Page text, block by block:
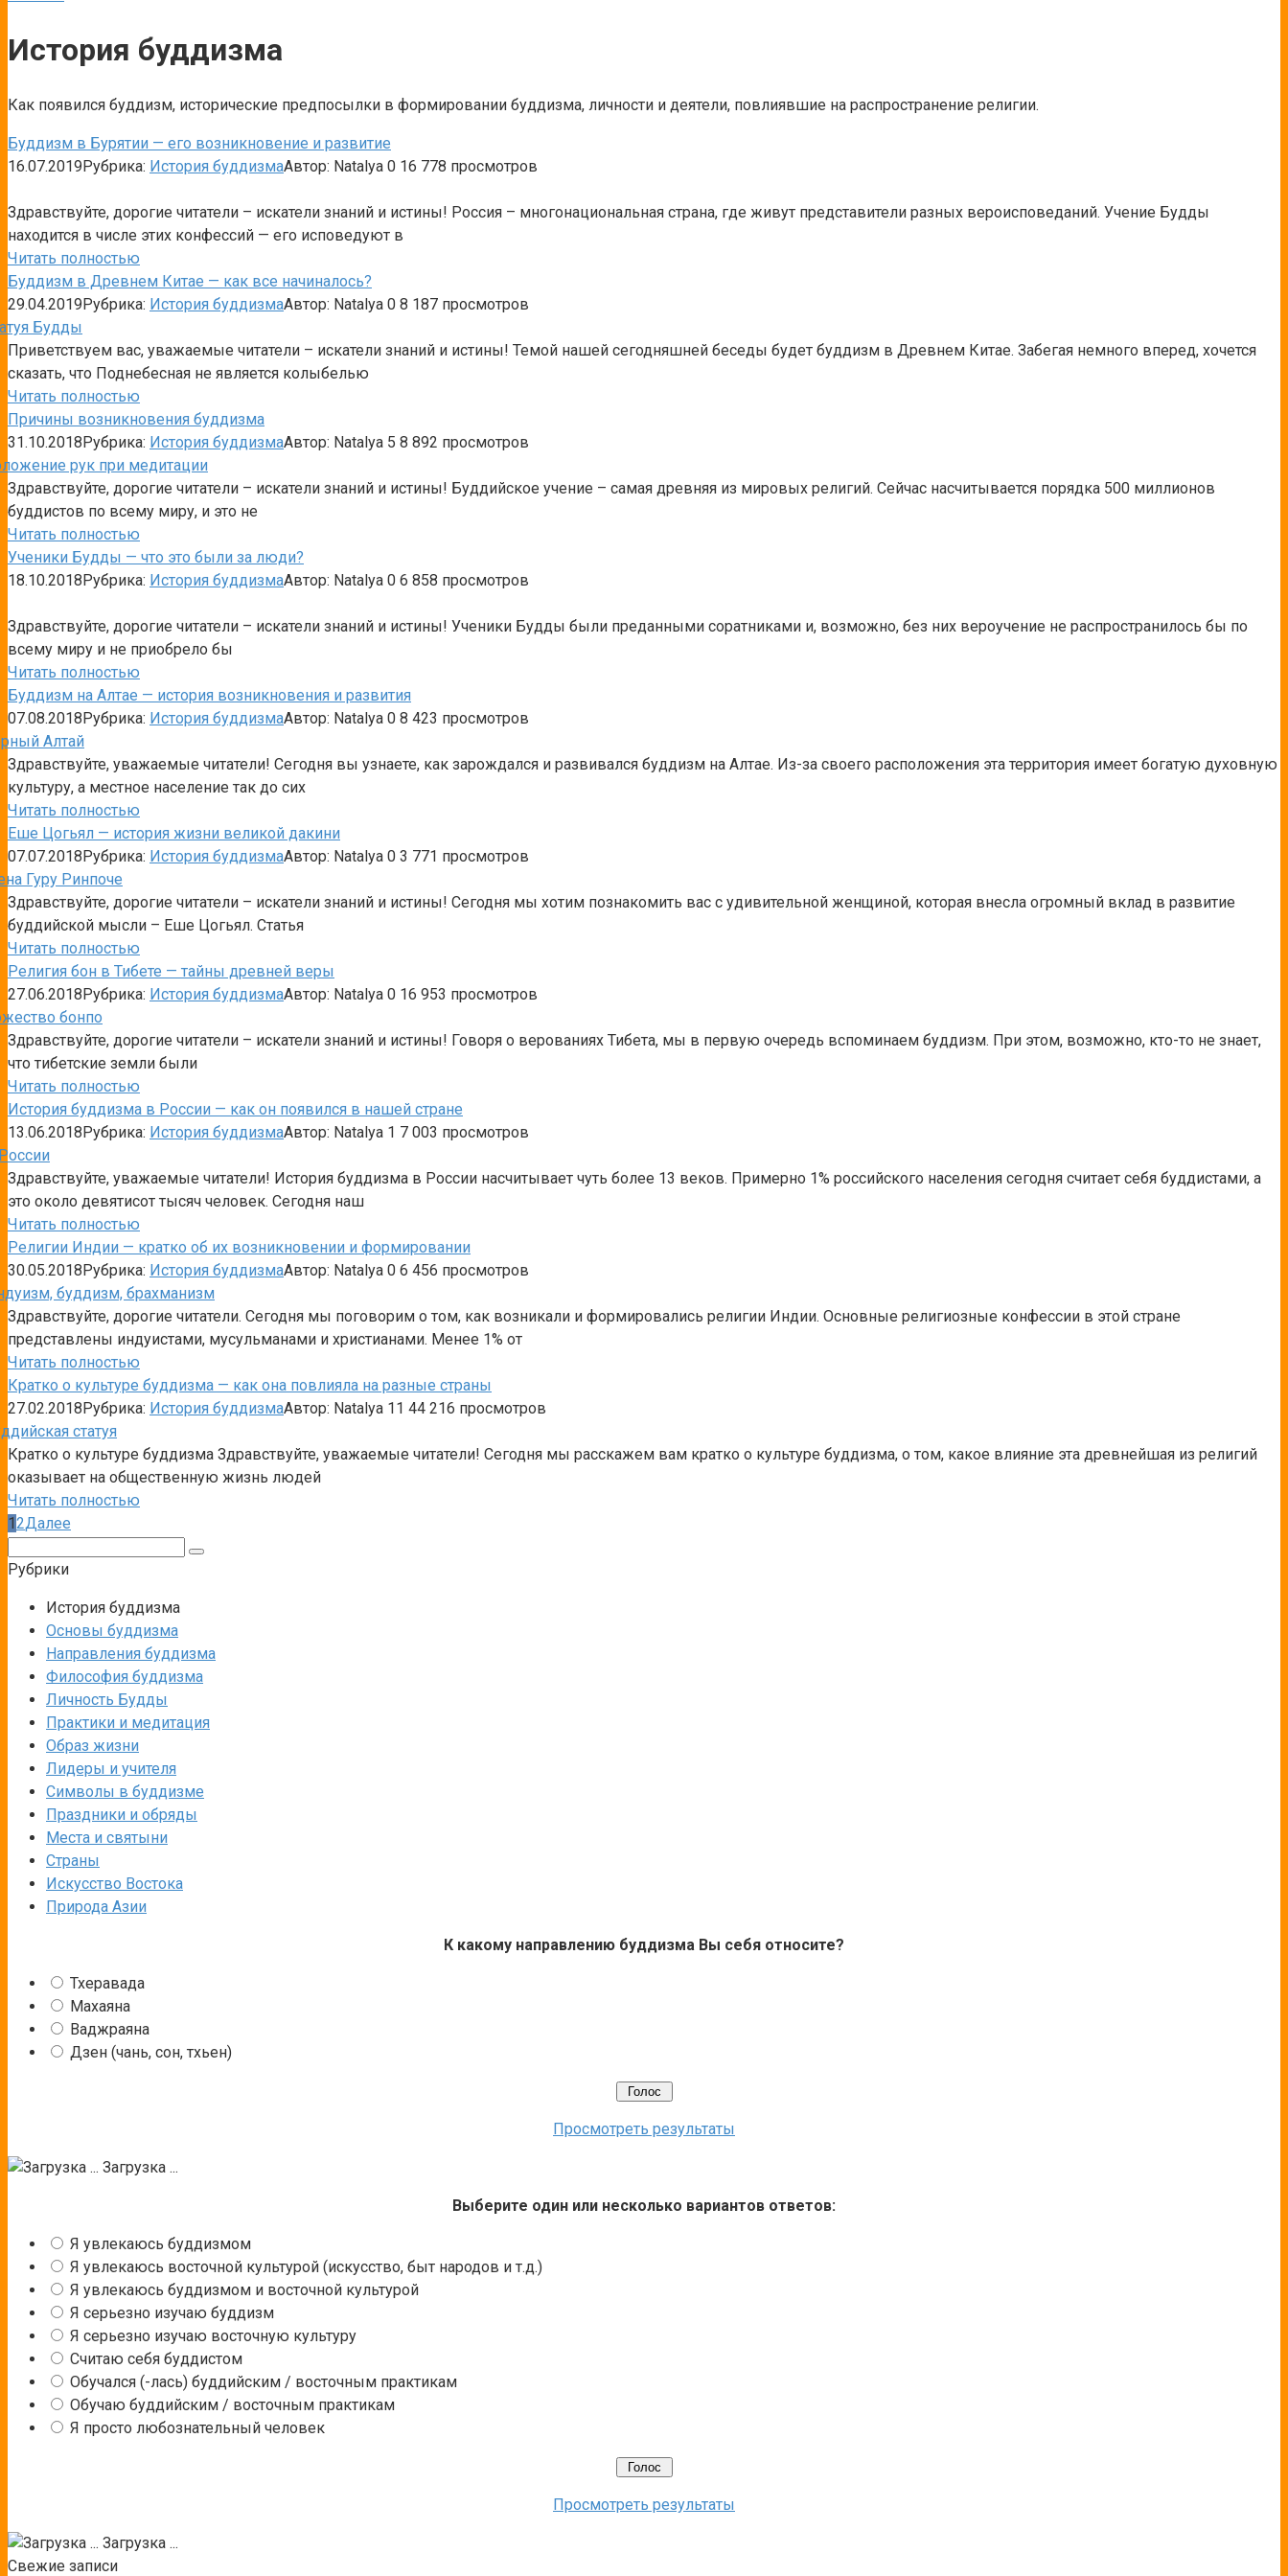
История буддизма
Как появился буддизм, исторические предпосылки в формировании буддизма, личности и деятели, повлиявшие на распространение религии.
Буддизм в Бурятии — его возникновение и развитие
16.07.2019Рубрика: История буддизмаАвтор: Natalya 0 16 778 просмотров
Здравствуйте, дорогие читатели – искатели знаний и истины! Россия – многонациональная страна, где живут представители разных вероисповеданий. Учение Будды
находится в числе этих конфессий — его исповедуют в
Читать полностью
Буддизм в Древнем Китае — как все начиналось?
29.04.2019Рубрика: История буддизмаАвтор: Natalya 0 8 187 просмотров
Приветствуем вас, уважаемые читатели – искатели знаний и истины! Темой нашей сегодняшней беседы будет буддизм в Древнем Китае. Забегая немного вперед, хочется
сказать, что Поднебесная не является колыбелью
Читать полностью
Причины возникновения буддизма
31.10.2018Рубрика: История буддизмаАвтор: Natalya 5 8 892 просмотров
Здравствуйте, дорогие читатели – искатели знаний и истины! Буддийское учение – самая древняя из мировых религий. Сейчас насчитывается порядка 500 миллионов
буддистов по всему миру, и это не
Читать полностью
Ученики Будды — что это были за люди?
18.10.2018Рубрика: История буддизмаАвтор: Natalya 0 6 858 просмотров
Здравствуйте, дорогие читатели – искатели знаний и истины! Ученики Будды были преданными соратниками и, возможно, без них вероучение не распространилось бы по
всему миру и не приобрело бы
Читать полностью
Буддизм на Алтае — история возникновения и развития
07.08.2018Рубрика: История буддизмаАвтор: Natalya 0 8 423 просмотров
Здравствуйте, уважаемые читатели! Сегодня вы узнаете, как зарождался и развивался буддизм на Алтае. Из-за своего расположения эта территория имеет богатую духовную
культуру, а местное население так до сих
Читать полностью
Еше Цогьял — история жизни великой дакини
07.07.2018Рубрика: История буддизмаАвтор: Natalya 0 3 771 просмотров
Здравствуйте, дорогие читатели – искатели знаний и истины! Сегодня мы хотим познакомить вас с удивительной женщиной, которая внесла огромный вклад в развитие
буддийской мысли – Еше Цогьял. Статья
Читать полностью
Религия бон в Тибете — тайны древней веры
27.06.2018Рубрика: История буддизмаАвтор: Natalya 0 16 953 просмотров
Здравствуйте, дорогие читатели – искатели знаний и истины! Говоря о верованиях Тибета, мы в первую очередь вспоминаем буддизм. При этом, возможно, кто-то не знает,
что тибетские земли были
Читать полностью
История буддизма в России — как он появился в нашей стране
13.06.2018Рубрика: История буддизмаАвтор: Natalya 1 7 003 просмотров
Здравствуйте, уважаемые читатели! История буддизма в России насчитывает чуть более 13 веков. Примерно 1% российского населения сегодня считает себя буддистами, а
это около девятисот тысяч человек. Сегодня наш
Читать полностью
Религии Индии — кратко об их возникновении и формировании
30.05.2018Рубрика: История буддизмаАвтор: Natalya 0 6 456 просмотров
Здравствуйте, дорогие читатели. Сегодня мы поговорим о том, как возникали и формировались религии Индии. Основные религиозные конфессии в этой стране
представлены индуистами, мусульманами и христианами. Менее 1% от
Читать полностью
Кратко о культуре буддизма — как она повлияла на разные страны
27.02.2018Рубрика: История буддизмаАвтор: Natalya 11 44 216 просмотров
Кратко о культуре буддизма Здравствуйте, уважаемые читатели! Сегодня мы расскажем вам кратко о культуре буддизма, о том, какое влияние эта древнейшая из религий
оказывает на общественную жизнь людей
Читать полностью
Пагинация
12Далее
Рубрики
История буддизма
Основы буддизма
Направления буддизма
Философия буддизма
Личность Будды
Практики и медитация
Образ жизни
Лидеры и учителя
Символы в буддизме
Праздники и обряды
Места и святыни
Страны
Искусство Востока
Природа Азии
К какому направлению буддизма Вы себя относите?
Тхеравада
Махаяна
Ваджраяна
Дзен (чань, сон, тхьен)
Просмотреть результаты
Загрузка ...
Выберите один или несколько вариантов ответов:
Я увлекаюсь буддизмом
Я увлекаюсь восточной культурой (искусство, быт народов и т.д.)
Я увлекаюсь буддизмом и восточной культурой
Я серьезно изучаю буддизм
Я серьезно изучаю восточную культуру
Считаю себя буддистом
Обучался (-лась) буддийским / восточным практикам
Обучаю буддийским / восточным практикам
Я просто любознательный человек
Просмотреть результаты
Загрузка ...
Свежие записи